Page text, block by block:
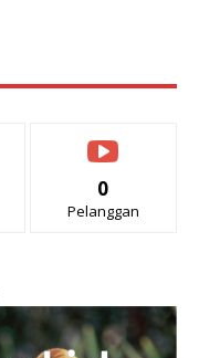
0
Pelanggan